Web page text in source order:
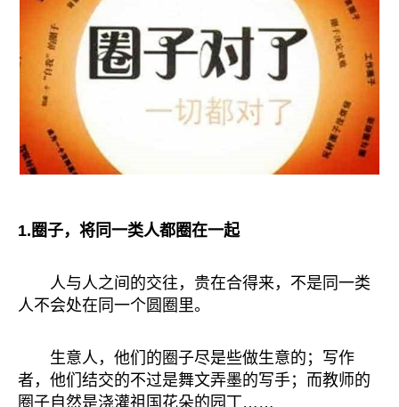
1.圈子，将同一类人都圈在一起
人与人之间的交往，贵在合得来，不是同一类
人不会处在同一个圆圈里。
生意人，他们的圈子尽是些做生意的；写作
者，他们结交的不过是舞文弄墨的写手；而教师的
圈子自然是浇灌祖国花朵的园丁……